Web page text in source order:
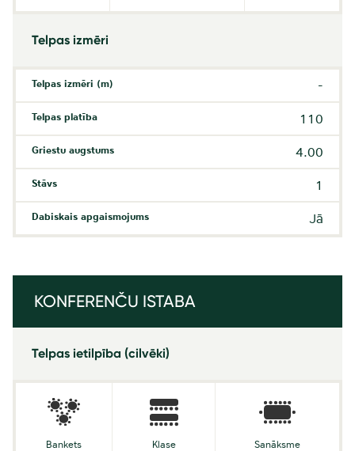
Telpas izmēri
Telpas izmēri (m) -
Telpas platība 110
Griestu augstums 4.00
Stāvs 1
Dabiskais apgaismojums Jā
KONFERENČU ISTABA
Telpas ietilpība (cilvēki)
Bankets Klase Sanāksme